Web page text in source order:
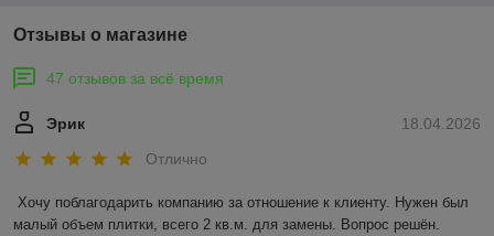
Отзывы о магазине
47 отзывов за всё время
18.04.2026
Эрик
Отлично
Хочу поблагодарить компанию за отношение к клиенту. Нужен был
малый объем плитки, всего 2 кв.м. для замены. Вопрос решён.